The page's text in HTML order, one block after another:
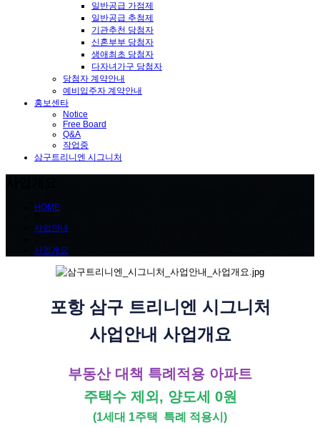
일반공급 가점제
일반공급 추첨제
기관추천 당첨자
신혼부부 당첨자
생애최초 당첨자
다자녀가구 당첨자
당첨자 계약안내
예비입주자 계약안내
홍보센타
Notice
Free Board
Q&A
작업중
삼구트리니엔 시그니처
HOME
사업안내
사업개요
포항 삼구 트리니엔 시그니처
사업안내 사업개요
부동산 대책 특례적용 아파트
주택수 제외, 양도세 0원
(1세대 1주택 특례 적용시)